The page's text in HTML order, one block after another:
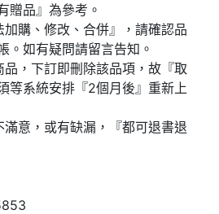
贈品』為參考。
加購、修改、合併』，請確認品
。如有疑問請留言告知。
品，下訂即刪除該品項，故『取
等系統安排『2個月後』重新上
滿意，或有缺漏，『都可退書退